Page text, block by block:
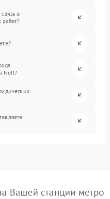
в
Neff?
Вашей станции метро